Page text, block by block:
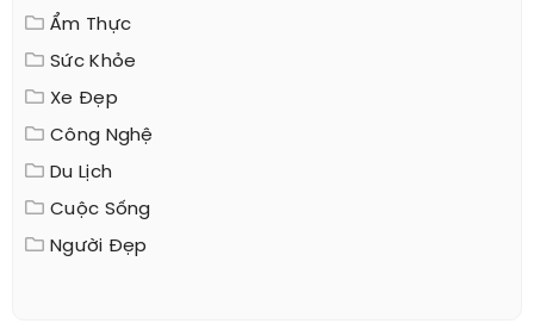
Ẩm Thực
Sức Khỏe
Xe Đẹp
Công Nghệ
Du Lịch
Cuộc Sống
Người Đẹp